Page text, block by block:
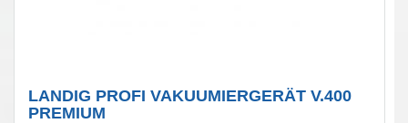
LANDIG PROFI VAKUUMIERGERÄT V.400
PREMIUM